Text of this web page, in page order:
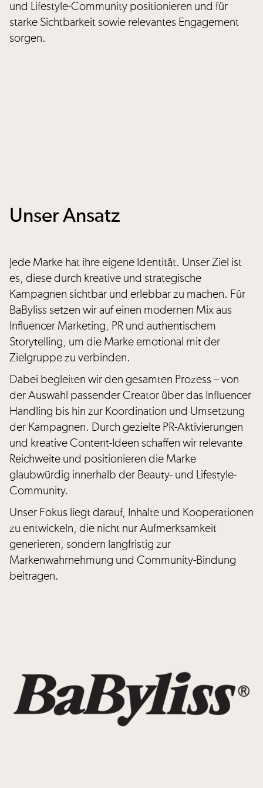
und Lifestyle-Community positionieren und für
starke Sichtbarkeit sowie relevantes Engagement
sorgen.
Unser Ansatz
Jede Marke hat ihre eigene Identität. Unser Ziel ist
es, diese durch kreative und strategische
Kampagnen sichtbar und erlebbar zu machen. Für
BaByliss setzen wir auf einen modernen Mix aus
Influencer Marketing, PR und authentischem
Storytelling, um die Marke emotional mit der
Zielgruppe zu verbinden.
Dabei begleiten wir den gesamten Prozess – von
der Auswahl passender Creator über das Influencer
Handling bis hin zur Koordination und Umsetzung
der Kampagnen. Durch gezielte PR-Aktivierungen
und kreative Content-Ideen schaffen wir relevante
Reichweite und positionieren die Marke
glaubwürdig innerhalb der Beauty- und Lifestyle-
Community.
Unser Fokus liegt darauf, Inhalte und Kooperationen
zu entwickeln, die nicht nur Aufmerksamkeit
generieren, sondern langfristig zur
Markenwahrnehmung und Community-Bindung
beitragen.